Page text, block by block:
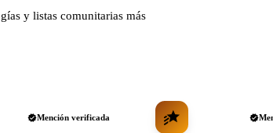
y listas comunitarias más
Mención verificada